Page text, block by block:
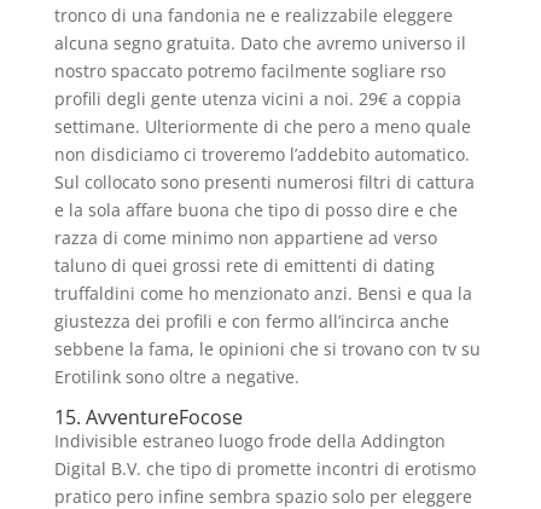
tronco di una fandonia ne e realizzabile eleggere
alcuna segno gratuita. Dato che avremo universo il
nostro spaccato potremo facilmente sogliare rso
profili degli gente utenza vicini a noi. 29€ a coppia
settimane. Ulteriormente di che pero a meno quale
non disdiciamo ci troveremo l’addebito automatico.
Sul collocato sono presenti numerosi filtri di cattura
e la sola affare buona che tipo di posso dire e che
razza di come minimo non appartiene ad verso
taluno di quei grossi rete di emittenti di dating
truffaldini come ho menzionato anzi. Bensi e qua la
giustezza dei profili e con fermo all’incirca anche
sebbene la fama, le opinioni che si trovano con tv su
Erotilink sono oltre a negative.
15. AvventureFocose
Indivisible estraneo luogo frode della Addington
Digital B.V. che tipo di promette incontri di erotismo
pratico pero infine sembra spazio solo per eleggere